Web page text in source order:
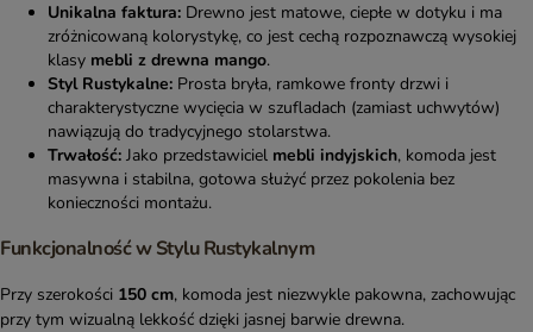
Unikalna faktura: Drewno jest matowe, ciepłe w dotyku i ma
zróżnicowaną kolorystykę, co jest cechą rozpoznawczą wysokiej
klasy mebli z drewna mango.
Styl Rustykalne: Prosta bryła, ramkowe fronty drzwi i
charakterystyczne wycięcia w szufladach (zamiast uchwytów)
nawiązują do tradycyjnego stolarstwa.
Trwałość: Jako przedstawiciel mebli indyjskich, komoda jest
masywna i stabilna, gotowa służyć przez pokolenia bez
konieczności montażu.
Funkcjonalność w Stylu Rustykalnym
Przy szerokości 150 cm, komoda jest niezwykle pakowna, zachowując
przy tym wizualną lekkość dzięki jasnej barwie drewna.